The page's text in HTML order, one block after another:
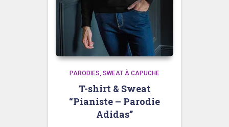
PARODIES SWEAT À CAPUCHE
T-shirt & Sweat
“Pianiste – Parodie
Adidas”